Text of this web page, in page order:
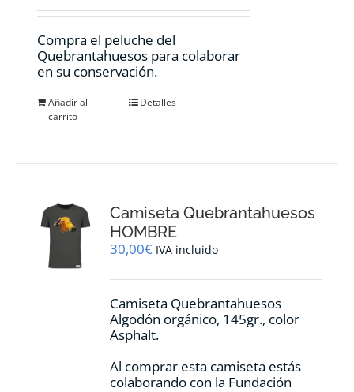
Compra el peluche del
Quebrantahuesos para colaborar
en su conservación.
Añadir al
carrito
Detalles
Camiseta Quebrantahuesos
HOMBRE
30,00€ IVA incluido
Camiseta Quebrantahuesos
Algodón orgánico, 145gr., color
Asphalt.
Al comprar esta camiseta estás
colaborando con la Fundación